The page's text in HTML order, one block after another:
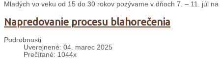
Mladých vo veku od 15 do 30 rokov pozývame v dňoch 7. – 11. júl
Napredovanie procesu blahorečenia
Podrobnosti
Uverejnené: 04. marec 2025
Prečítané: 1044x